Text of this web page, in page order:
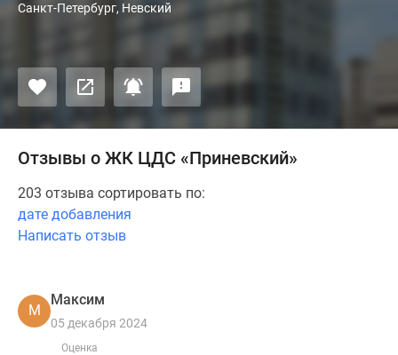
Санкт-Петербург, Невский
Отзывы о ЖК ЦДС «Приневский»
203 отзыва сортировать по:
дате добавления
Написать отзыв
М
Максим
05 декабря 2024
Оценка